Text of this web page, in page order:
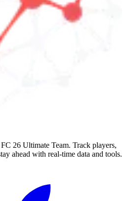
26 Ultimate Team. Track players,
ahead with real-time data and tools.